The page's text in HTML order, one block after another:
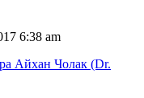
6:38 am
Айхан Чолак (Dr.